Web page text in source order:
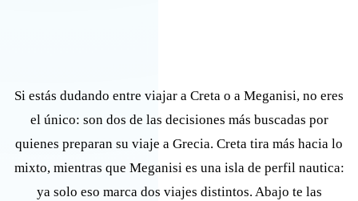
Si estás dudando entre viajar a Creta o a Meganisi, no eres
el único: son dos de las decisiones más buscadas por
quienes preparan su viaje a Grecia. Creta tira más hacia lo
mixto, mientras que Meganisi es una isla de perfil nautica:
ya solo eso marca dos viajes distintos. Abajo te las